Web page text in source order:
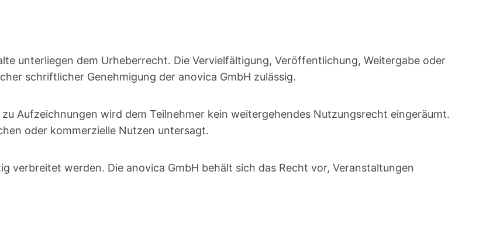
unterliegen dem Urheberrecht. Die Vervielfältigung, Veröffentlichung, Weitergabe oder
schriftlicher Genehmigung der anovica GmbH zulässig.
Aufzeichnungen wird dem Teilnehmer kein weitergehendes Nutzungsrecht eingeräumt.
oder kommerzielle Nutzen untersagt.
verbreitet werden. Die anovica GmbH behält sich das Recht vor, Veranstaltungen